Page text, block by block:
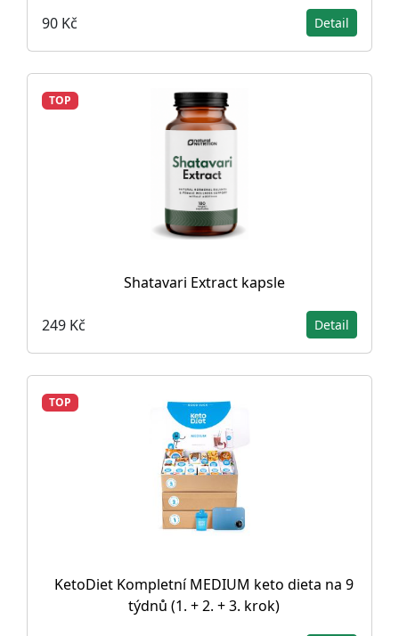
90 Kč Detail
TOP
Shatavari Extract kapsle
249 Kč Detail
TOP
KetoDiet Kompletní MEDIUM keto dieta na 9
týdnů (1. + 2. + 3. krok)